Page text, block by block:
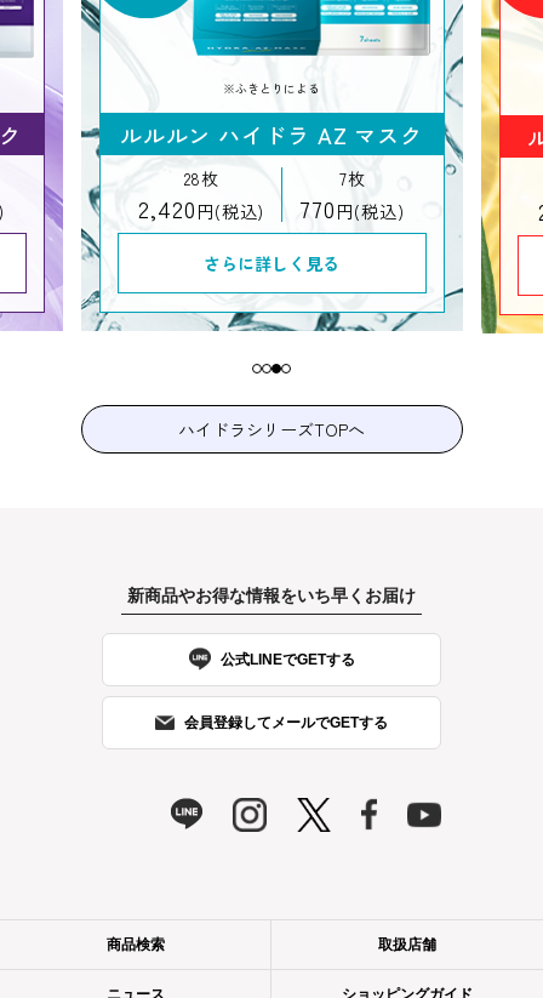
※1 肌をひきしめ、毛穴を目立たなくすること
※2 乾燥による
ルルルン ハイドラ V マスク
28枚
2,420 円(税込)
7枚
770 円(税込)
さらに詳しく見る
ハイドラシリーズTOPへ
新商品やお得な情報をいち早くお届け
公式LINEでGETする
会員登録してメールでGETする
商品検索 取扱店舗
ニュース ショッピングガイド